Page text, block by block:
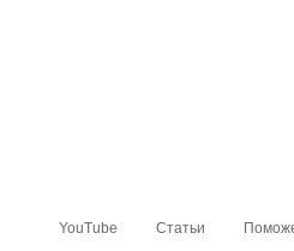
YouTube Статьи